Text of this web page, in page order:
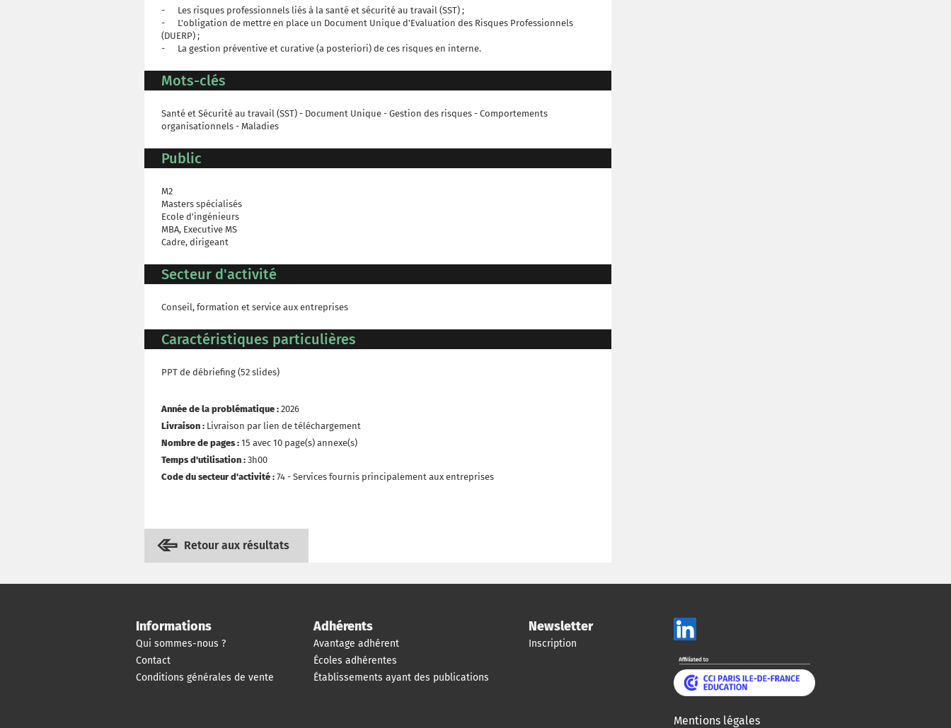
- Les risques professionnels liés à la santé et sécurité au travail (SST) ;
- L'obligation de mettre en place un Document Unique d'Evaluation des Risques Professionnels
(DUERP) ;
- La gestion préventive et curative (a posteriori) de ces risques en interne.
Mots-clés
Santé et Sécurité au travail (SST) - Document Unique - Gestion des risques - Comportements
organisationnels - Maladies
Public
M2
Masters spécialisés
Ecole d'ingénieurs
MBA, Executive MS
Cadre, dirigeant
Secteur d'activité
Conseil, formation et service aux entreprises
Caractéristiques particulières
PPT de débriefing (52 slides)
Année de la problématique : 2026
Livraison : Livraison par lien de téléchargement
Nombre de pages : 15 avec 10 page(s) annexe(s)
Temps d'utilisation : 3h00
Code du secteur d'activité : 74 - Services fournis principalement aux entreprises
Retour aux résultats
Informations
Qui sommes-nous ?
Contact
Conditions générales de vente
Adhérents
Avantage adhérent
Écoles adhérentes
Établissements ayant des publications
Newsletter
Inscription
Mentions légales